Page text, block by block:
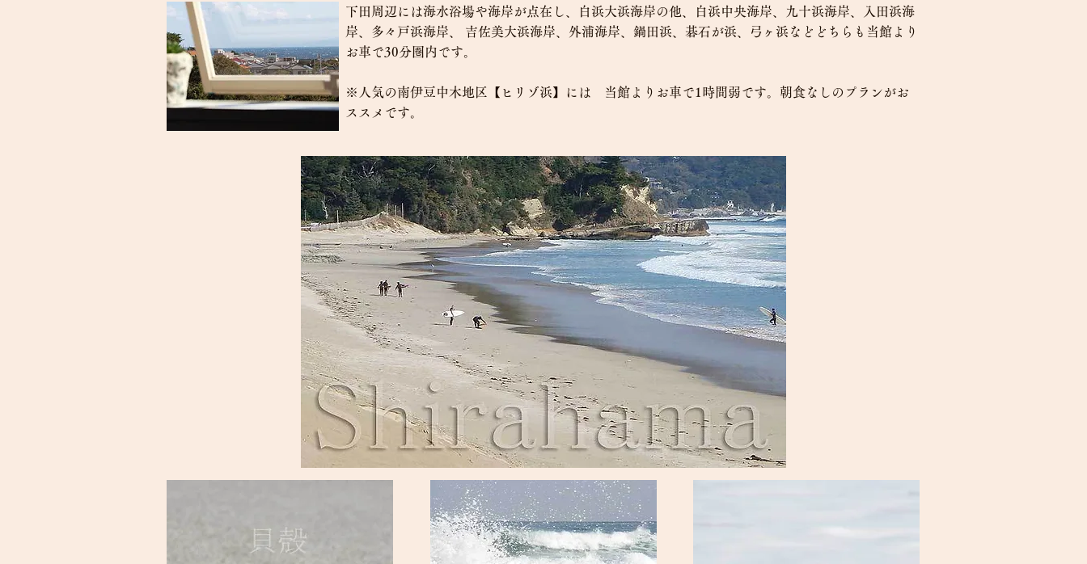
下田周辺には海水浴場や海岸が点在し、白浜大浜海岸の他、白浜中央海岸、九十浜海岸、入田浜海
岸、多々戸浜海岸、 吉佐美大浜海岸、外浦海岸、鍋田浜、碁石が浜、弓ヶ浜などどちらも当館より
お車で30分圏内です。
※人気の南伊豆中木地区【ヒリゾ浜】には 当館よりお車で1時間弱です。朝食なしのプランがお
ススメです。